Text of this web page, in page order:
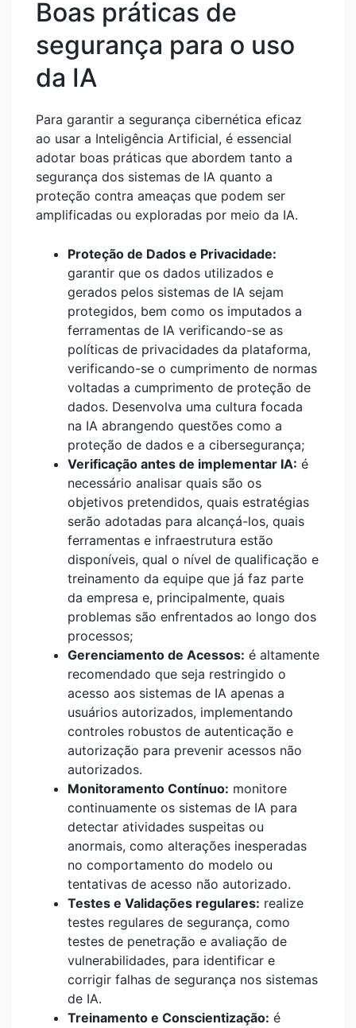
Boas práticas de
segurança para o uso
da IA
Para garantir a segurança cibernética eficaz
ao usar a Inteligência Artificial, é essencial
adotar boas práticas que abordem tanto a
segurança dos sistemas de IA quanto a
proteção contra ameaças que podem ser
amplificadas ou exploradas por meio da IA.
Proteção de Dados e Privacidade:
garantir que os dados utilizados e
gerados pelos sistemas de IA sejam
protegidos, bem como os imputados a
ferramentas de IA verificando-se as
políticas de privacidades da plataforma,
verificando-se o cumprimento de normas
voltadas a cumprimento de proteção de
dados. Desenvolva uma cultura focada
na IA abrangendo questões como a
proteção de dados e a cibersegurança;
Verificação antes de implementar IA: é
necessário analisar quais são os
objetivos pretendidos, quais estratégias
serão adotadas para alcançá-los, quais
ferramentas e infraestrutura estão
disponíveis, qual o nível de qualificação e
treinamento da equipe que já faz parte
da empresa e, principalmente, quais
problemas são enfrentados ao longo dos
processos;
Gerenciamento de Acessos: é altamente
recomendado que seja restringido o
acesso aos sistemas de IA apenas a
usuários autorizados, implementando
controles robustos de autenticação e
autorização para prevenir acessos não
autorizados.
Monitoramento Contínuo: monitore
continuamente os sistemas de IA para
detectar atividades suspeitas ou
anormais, como alterações inesperadas
no comportamento do modelo ou
tentativas de acesso não autorizado.
Testes e Validações regulares: realize
testes regulares de segurança, como
testes de penetração e avaliação de
vulnerabilidades, para identificar e
corrigir falhas de segurança nos sistemas
de IA.
Treinamento e Conscientização: é